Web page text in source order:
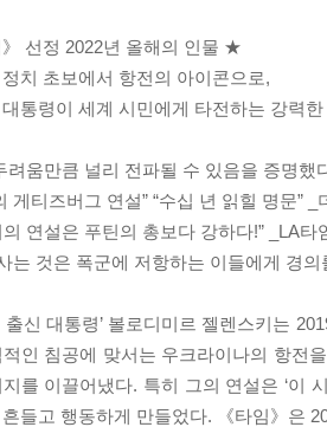
선정 2022년 올해의 인물 ★
치 초보에서 항전의 아이콘으로,
통령이 세계 시민에게 타전하는 강력
려움만큼 널리 전파될 수 있음을 증명했
게티즈버그 연설” “수십 년 읽힐 명문” _
의 연설은 푸틴의 총보다 강하다!” _LA타
는 것은 폭군에 저항하는 이들에게 경
출신 대통령’ 볼로디미르 젤렌스키는
인 침공에 맞서는 우크라이나의 항전
를 이끌어냈다. 특히 그의 연설은 ‘이
들고 행동하게 만들었다. 《타임》은